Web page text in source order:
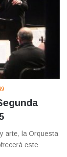
arte, la Orquesta
este